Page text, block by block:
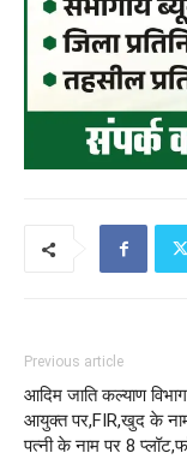
Previous article
आदिम जाति कल्याण
आयुक्त पर,FIR,खुद के
पत्नी के नाम पर 8